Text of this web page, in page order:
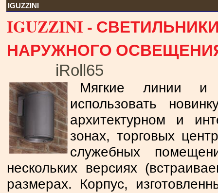
IGUZZINI
IGUZZINI -
НАРУЖНОГО
iRoll65
Мягкие линии и
использовать
архитектурном и
зонах, торговых
служебных
нескольких версиях
размерах. Корпус,